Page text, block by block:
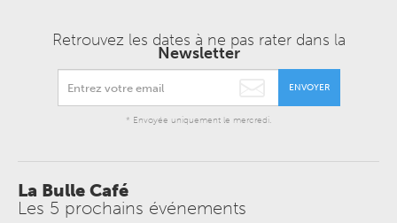
Retrouvez les dates à ne pas rater dans la
Newsletter
ENVOYER
* Envoyée uniquement le mercredi.
La Bulle Café
Les 5 prochains événements